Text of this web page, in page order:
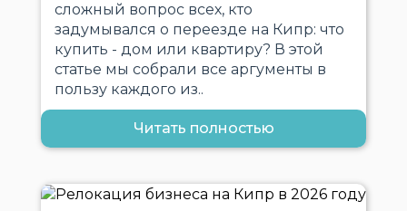
сложный вопрос всех, кто
задумывался о переезде на Кипр: что
купить - дом или квартиру? В этой
статье мы собрали все аргументы в
пользу каждого из..
Читать полностью